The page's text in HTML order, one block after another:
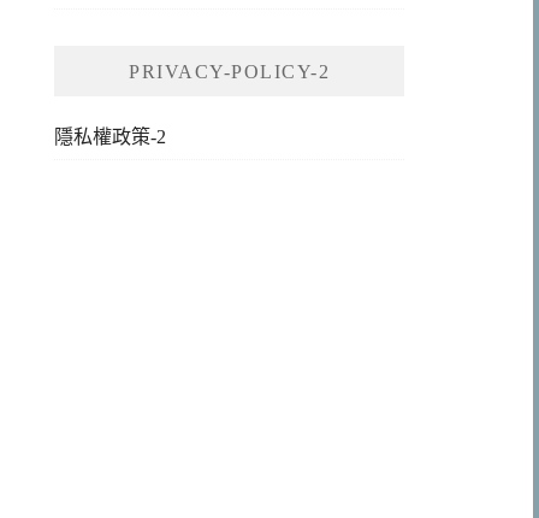
PRIVACY-POLICY-2
隱私權政策-2